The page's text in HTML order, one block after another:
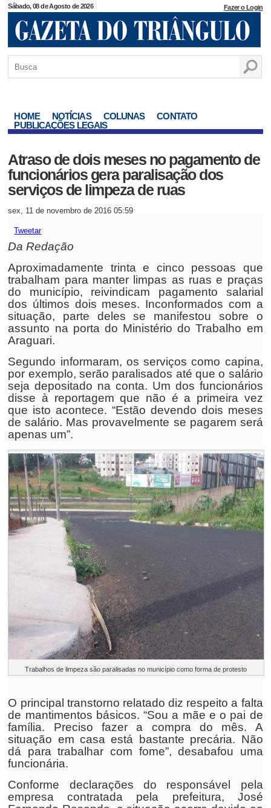
Sábado, 08 de Agosto de 2026 Fazer o Login
HOME NOTÍCIAS COLUNAS
CONTATO
PUBLICAÇÕES LEGAIS
Atraso de dois meses no pagamento de
funcionários gera paralisação dos
serviços de limpeza de ruas
sex, 11 de novembro de 2016 05:59
Tweetar
Da Redação
Aproximadamente trinta e cinco pessoas que
trabalham para manter limpas as ruas e praças
do município, reivindicam pagamento salarial
dos últimos dois meses. Inconformados com a
situação, parte deles se manifestou sobre o
assunto na porta do Ministério do Trabalho em
Araguari.
Segundo informaram, os serviços como capina,
por exemplo, serão paralisados até que o salário
seja depositado na conta. Um dos funcionários
disse à reportagem que não é a primeira vez
que isto acontece. “Estão devendo dois meses
de salário. Mas provavelmente se pagarem será
apenas um”.
Trabalhos de limpeza são paralisadas no município como forma de protesto
O principal transtorno relatado diz respeito a falta
de mantimentos básicos. “Sou a mãe e o pai de
família. Preciso fazer a compra do mês. A
situação em casa está bastante precária. Não
dá para trabalhar com fome”, desabafou uma
funcionária.
Conforme declarações do responsável pela
empresa contratada pela prefeitura, José